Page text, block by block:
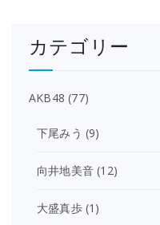
カテゴリー
AKB48 (77)
下尾みう (9)
向井地美音 (12)
大盛真歩(1)